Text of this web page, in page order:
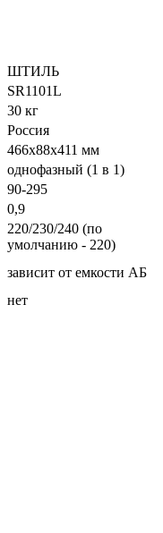
ШТИЛЬ
SR1101L
30 кг
Россия
466x88x411 мм
однофазный (1 в 1)
90-295
0,9
220/230/240 (по
умолчанию - 220)
зависит от емкости АБ
нет